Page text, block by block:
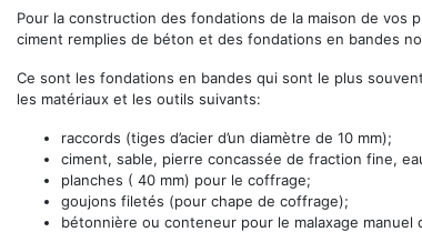
Pour la construction des fondations de la maison de vos
ciment remplies de béton et des fondations en bandes
Ce sont les fondations en bandes qui sont le plus
les matériaux et les outils suivants:
raccords (tiges d’acier d’un diamètre de 10 mm);
ciment, sable, pierre concassée de fraction fine,
planches ( 40 mm) pour le coffrage;
goujons filetés (pour chape de coffrage);
bétonnière ou conteneur pour le malaxage manuel